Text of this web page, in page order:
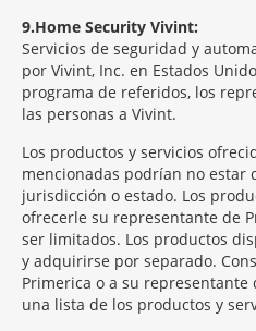
9 Home Security Vivint:
Servicios de seguridad y
por Vivint, Inc. en Estados
programa de referidos, los
las personas a Vivint.
Los productos y servicios
mencionadas podrían no estar
jurisdicción o estado. Los
ofrecerle su representante de
ser limitados. Los productos
y adquirirse por separado.
Primerica o a su
una lista de los productos y